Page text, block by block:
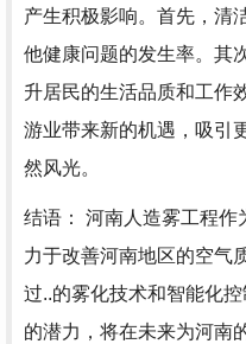
产生积极影响。首先，清
他健康问题的发生率。其
升居民的生活品质和工作
游业带来新的机遇，吸引
然风光。
结语： 河南人造雾工程
力于改善河南地区的空气
过..的雾化技术和智能化
的潜力，将在未来为河南